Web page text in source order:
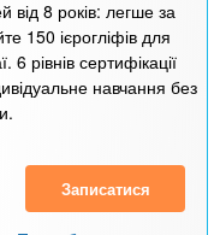
від 8 років: легше за
150 ієрогліфів для
6 рівнів сертифікації
навчання без
Записатися